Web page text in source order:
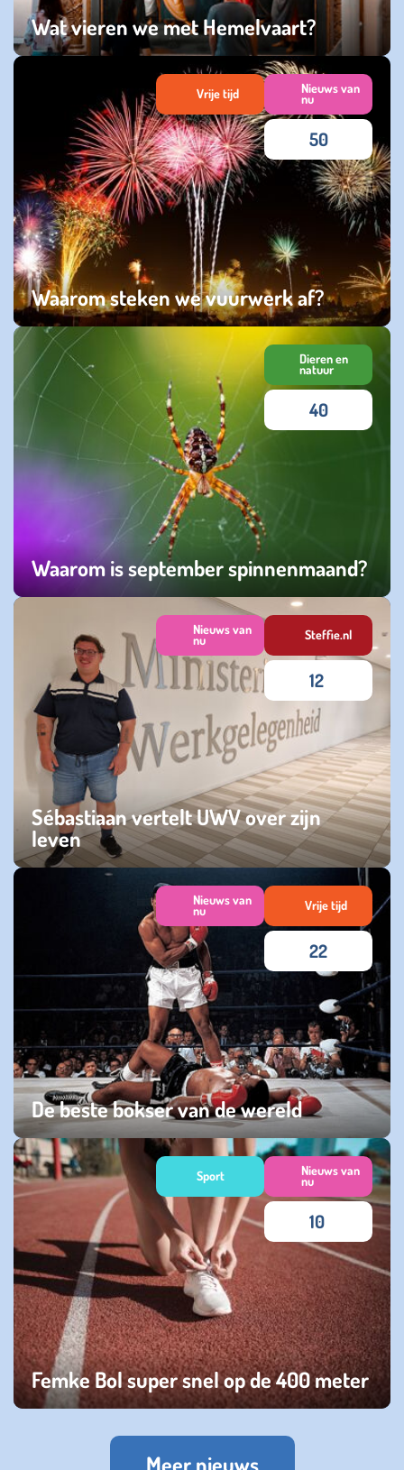
Wat vieren we met Hemelvaart?
donderdag 14 mei 2026
Waarom steken we vuurwerk af?
zondag 28 december 2025
Vrije tijd Nieuws van
nu
50
Waarom is september spinnenmaand?
donderdag 18 september 2025
Dieren en
natuur
40
Sébastiaan vertelt UWV over zijn
leven
dinsdag 08 oktober 2024
Nieuws van
nu Steffie.nl
12
De beste bokser van de wereld
woensdag 19 juni 2024
Nieuws van
nu Vrije tijd
22
Femke Bol super snel op de 400 meter
Sport Nieuws van
nu
10
Meer nieuws